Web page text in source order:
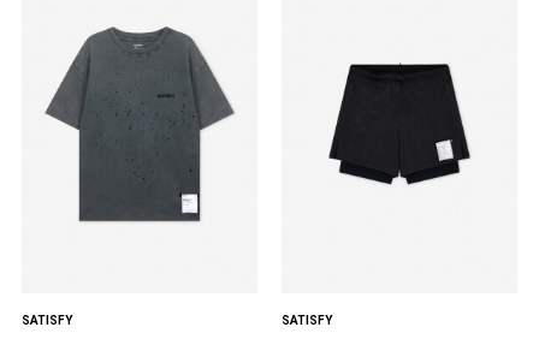
SATISFY SATISFY